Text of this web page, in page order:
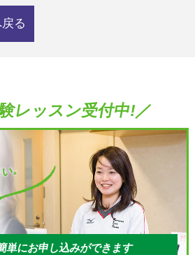
る
レッスン受付中!／
。
単にお申し込みができます